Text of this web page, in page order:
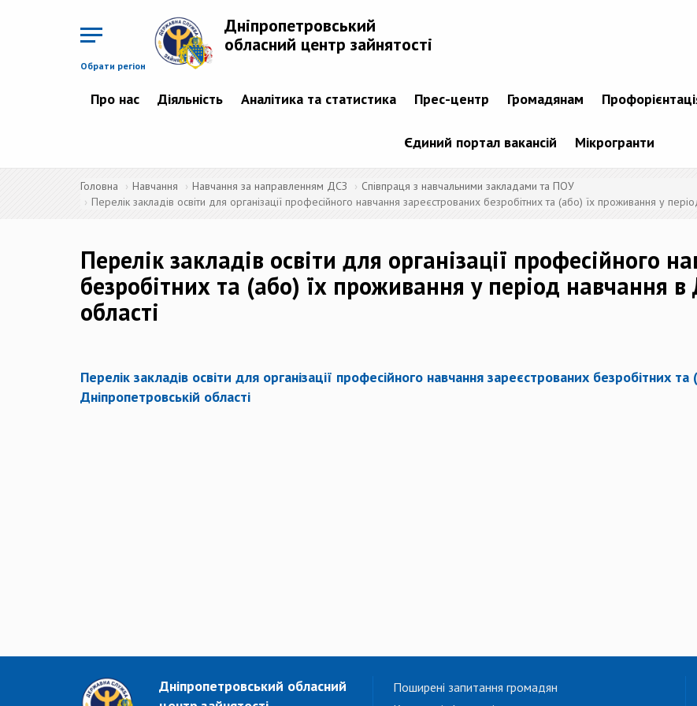
Обрати регіон
Дніпропетровський
обласний центр зайнятості
Про нас Діяльність Аналітика та статистика Прес-центр Громадянам
Єдиний портал вакансій Мікрогранти
Головна Навчання Навчання за направленням ДСЗ
Співпраця з навчальними закладами та ПОУ
Перелік закладів освіти для організації професійного навчання зареєстрованих безробітних та (або) їх проживання у
Перелік закладів освіти для організації професійного
безробітних та (або) їх проживання у період навчання в
області
Перелік закладів освіти для організації професійного навчання зареєстрованих безробітних
Дніпропетровській області
Дніпропетровський обласний
Поширені запитання громадян